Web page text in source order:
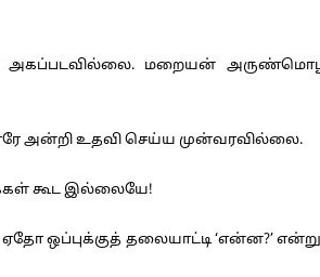
அகப்படவில்லை. மறையன்
அன்றி உதவி செய்ய முன்வரவில்லை.
கூட இல்லையே!
ஒப்புக்குத் தலையாட்டி ‘என்ன?’